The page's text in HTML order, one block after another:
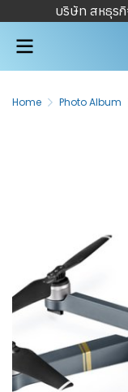
บริษัท สหธุร
Home Photo Album